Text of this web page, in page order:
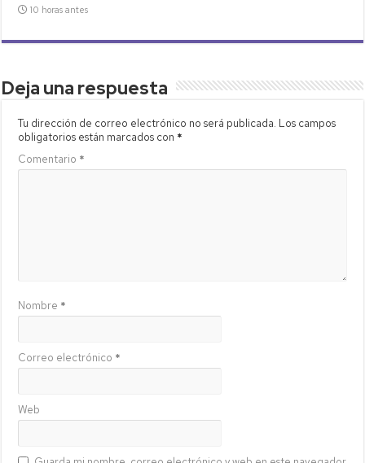
10 horas antes
Deja una respuesta
Tu dirección de correo electrónico no será publicada. Los campos
obligatorios están marcados con *
Comentario *
Nombre *
Correo electrónico *
Web